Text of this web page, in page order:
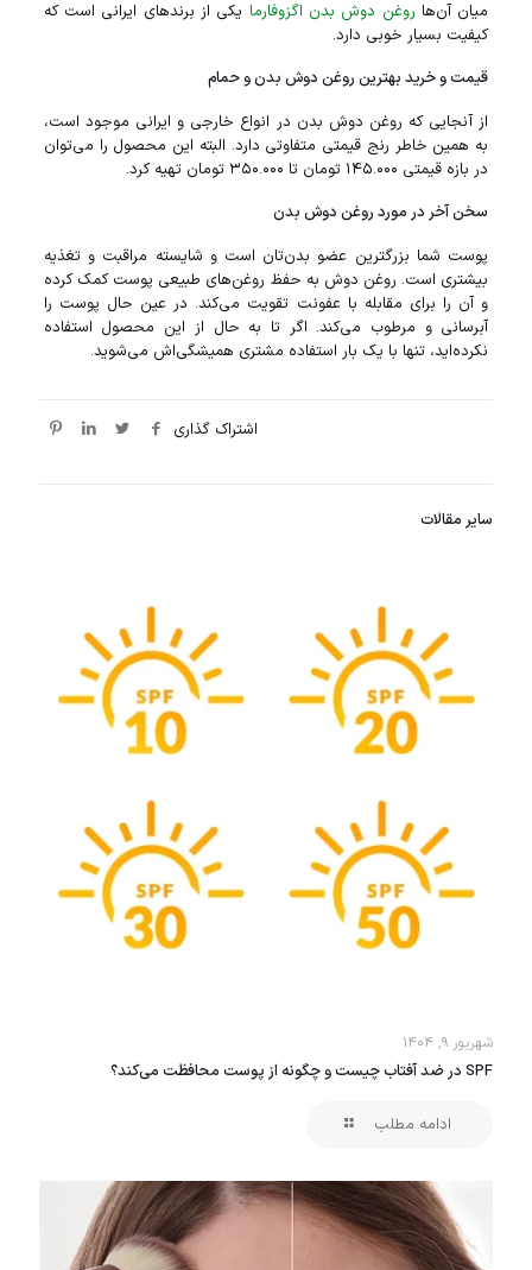
میان آن‌ها روغن دوش بدن اگزوفارما یکی از برندهای ایرانی است که
کیفیت بسیار خوبی دارد.
قیمت و خرید بهترین روغن دوش بدن و حمام
از آنجایی که روغن دوش بدن در انواع خارجی و ایرانی موجود است،
به همین خاطر رنج قیمتی متفاوتی دارد. البته این محصول را می‌توان
در بازه قیمتی ۱۴۵.۰۰۰ تومان تا ۳۵۰.۰۰۰ تومان تهیه کرد.
سخن آخر در مورد روغن دوش بدن
پوست شما بزرگترین عضو بدن‌تان است و شایسته مراقبت و تغذیه
بیشتری است. روغن دوش به حفظ روغن‌های طبیعی پوست کمک کرده
و آن را برای مقابله با عفونت تقویت می‌کند. در عین حال پوست را
آبرسانی و مرطوب می‌کند. اگر تا به حال از این محصول استفاده
نکرده‌اید، تنها با یک بار استفاده مشتری همیشگی‌اش می‌شوید.
اشتراک گذاری
سایر مقالات
شهریور ۹, ۱۴۰۴
SPF در ضد آفتاب چیست و چگونه از پوست محافظت می‌کند؟
ادامه مطلب